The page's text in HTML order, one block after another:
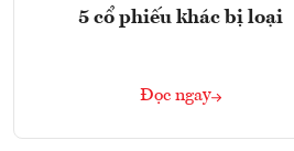
5 cổ phiếu khác bị loại
Đọc ngay